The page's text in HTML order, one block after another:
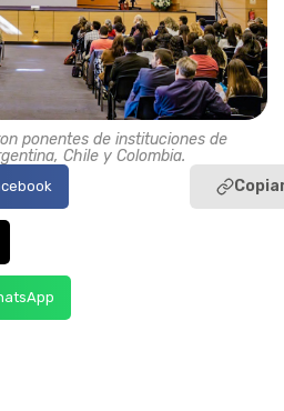
ponentes de instituciones de
Chile y Colombia.